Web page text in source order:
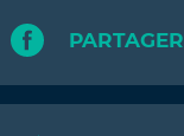
PARTAGER